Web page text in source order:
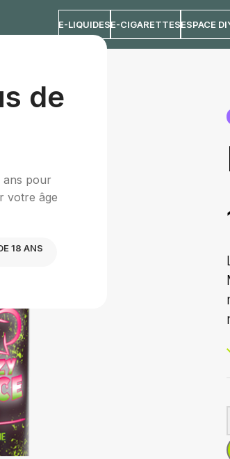
de
ans pour
votre âge
18 ANS
E-LIQUIDESE-CIGARETTESESPACE
et Litchi | 50mL